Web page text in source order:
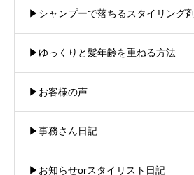
▶︎シャンプーで落ちるスタイリング剤
▶︎ゆっくりと髪年齢を重ねる方法
▶︎お客様の声
▶︎事務さん日記
▶︎お知らせorスタイリスト日記